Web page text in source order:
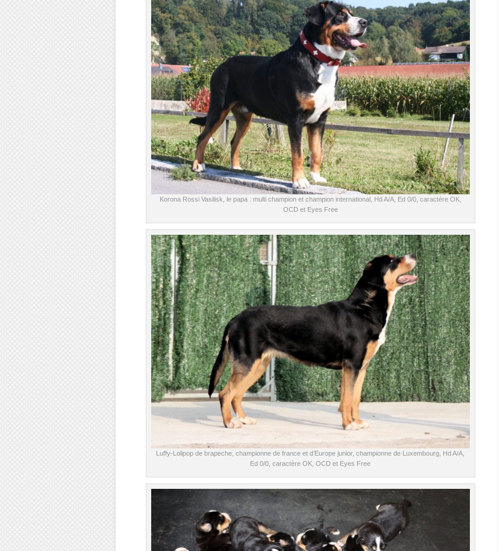
Korona Rossi Vasilisk, le papa : multi champion et champion international, Hd A/A, Ed 0/0, caractère OK,
OCD et Eyes Free
Luffy-Lolipop de brapeche, championne de france et d’Europe junior, championne de Luxembourg, Hd A/A,
Ed 0/0, caractère OK, OCD et Eyes Free